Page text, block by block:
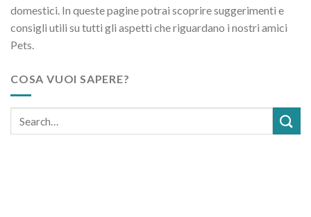
domestici. In queste pagine potrai scoprire suggerimenti e
consigli utili su tutti gli aspetti che riguardano i nostri amici
Pets.
COSA VUOI SAPERE?